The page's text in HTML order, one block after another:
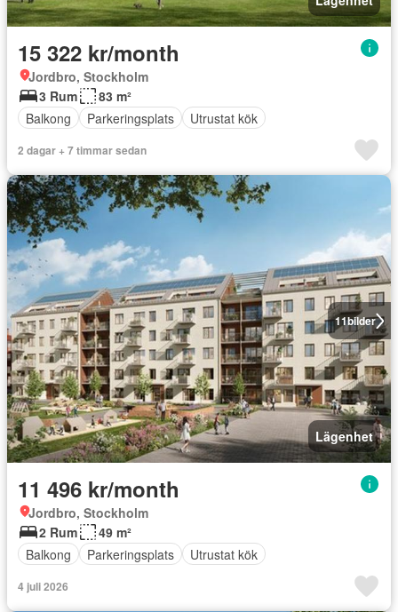
15 322 kr/month
Jordbro, Stockholm
3 Rum
83 m²
Balkong
Parkeringsplats Utrustat kök
2 dagar + 7 timmar sedan
11bilder
Lägenhet
11 496 kr/month
Jordbro, Stockholm
2 Rum
49 m²
Balkong
Parkeringsplats Utrustat kök
4 juli 2026